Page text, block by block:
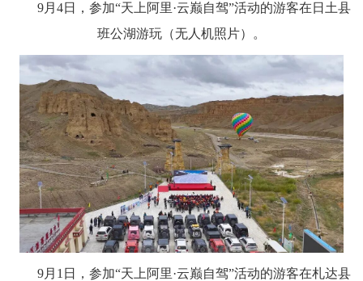
9月4日，参加“天上阿里·云巅自驾”活动的游客在日土县
班公湖游玩（无人机照片）。
9月1日，参加“天上阿里·云巅自驾”活动的游客在札达县